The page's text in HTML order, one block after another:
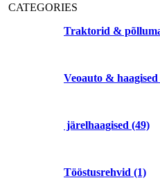
CATEGORIES
Traktorid &
Veoauto & haagised
järelhaagised (49)
Tööstusrehvid (1)